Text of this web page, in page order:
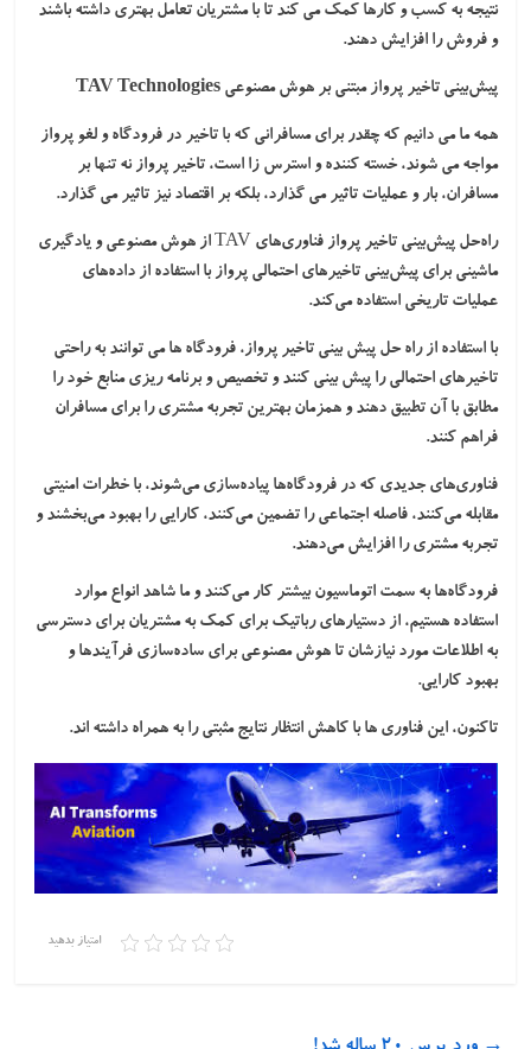
نتیجه به کسب و کارها کمک می کند تا با مشتریان تعامل بهتری داشته باشند
و فروش را افزایش دهند.
پیش‌بینی تاخیر پرواز مبتنی بر هوش مصنوعی TAV Technologies
همه ما می دانیم که چقدر برای مسافرانی که با تاخیر در فرودگاه و لغو پرواز
مواجه می شوند، خسته کننده و استرس زا است، تاخیر پرواز نه تنها بر
مسافران، بار و عملیات تاثیر می گذارد، بلکه بر اقتصاد نیز تاثیر می گذارد.
راه‌حل پیش‌بینی تاخیر پرواز فناوری‌های TAV از هوش مصنوعی و یادگیری
ماشینی برای پیش‌بینی تاخیرهای احتمالی پرواز با استفاده از داده‌های
عملیات تاریخی استفاده می‌کند.
با استفاده از راه حل پیش بینی تاخیر پرواز، فرودگاه ها می توانند به راحتی
تاخیرهای احتمالی را پیش بینی کنند و تخصیص و برنامه ریزی منابع خود را
مطابق با آن تطبیق دهند و همزمان بهترین تجربه مشتری را برای مسافران
فراهم کنند.
فناوری‌های جدیدی که در فرودگاه‌ها پیاده‌سازی می‌شوند، با خطرات امنیتی
مقابله می‌کنند، فاصله اجتماعی را تضمین می‌کنند، کارایی را بهبود می‌بخشند و
تجربه مشتری را افزایش می‌دهند.
فرودگاه‌ها به سمت اتوماسیون بیشتر کار می‌کنند و ما شاهد انواع موارد
استفاده هستیم، از دستیارهای رباتیک برای کمک به مشتریان برای دسترسی
به اطلاعات مورد نیازشان تا هوش مصنوعی برای ساده‌سازی فرآیندها و
بهبود کارایی.
تاکنون، این فناوری ها با کاهش انتظار نتایج مثبتی را به همراه داشته اند.
امتیاز بدهید